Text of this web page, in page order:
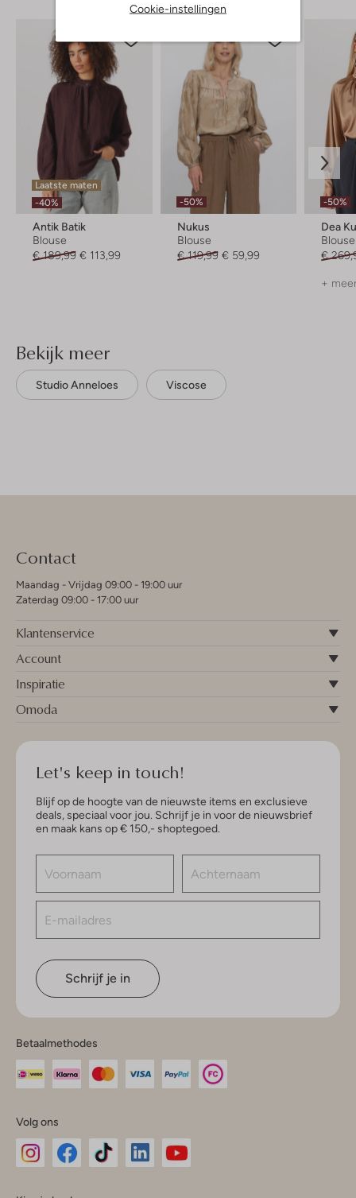
Cookie-instellingen
Laatste maten
-40%
Antik Batik
Blouse
€ 189,99 € 113,99
-50%
Nukus
Blouse
€ 119,99 € 59,99
-50%
Dea
Blouse
€
+
Bekijk meer
Studio Anneloes Viscose
Contact
Maandag - Vrijdag 09:00 - 19:00 uur
Zaterdag 09:00 - 17:00 uur
Klantenservice
Account
Inspiratie
Omoda
Let's keep in touch!
Blijf op de hoogte van de nieuwste items en exclusieve
deals, speciaal voor jou. Schrijf je in voor de nieuwsbrief
en maak kans op € 150,- shoptegoed.
Schrijf je in
Betaalmethodes
Volg ons